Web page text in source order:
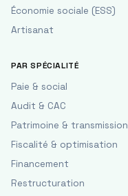
Économie sociale (ESS)
Artisanat
PAR SPÉCIALITÉ
Paie & social
Audit & CAC
Patrimoine & transmission
Fiscalité & optimisation
Financement
Restructuration